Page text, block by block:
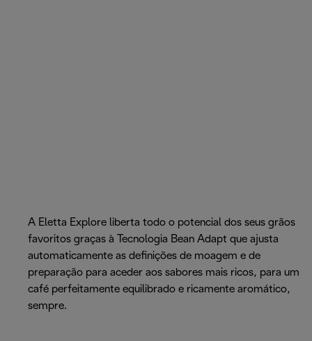
A Eletta Explore liberta todo o potencial dos seus grãos
favoritos graças à Tecnologia Bean Adapt que ajusta
automaticamente as definições de moagem e de
preparação para aceder aos sabores mais ricos, para um
café perfeitamente equilibrado e ricamente aromático,
sempre.